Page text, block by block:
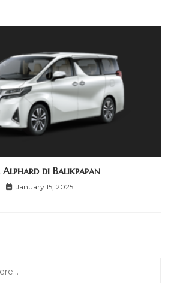
Alphard di Balikpapan
January 15, 2025